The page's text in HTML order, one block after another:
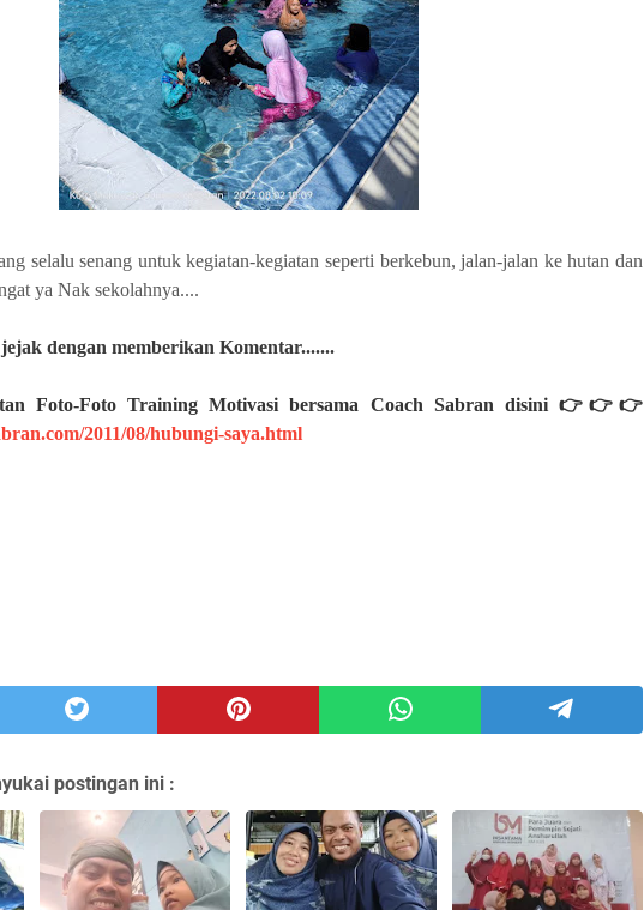
selalu senang untuk kegiatan-kegiatan seperti berkebun, jalan-jalan ke hutan dan
ya Nak sekolahnya....
dengan memberikan Komentar.......
Foto-Foto Training Motivasi bersama Coach Sabran disini 👉👉👉
2011/08/hubungi-saya.html
postingan ini :